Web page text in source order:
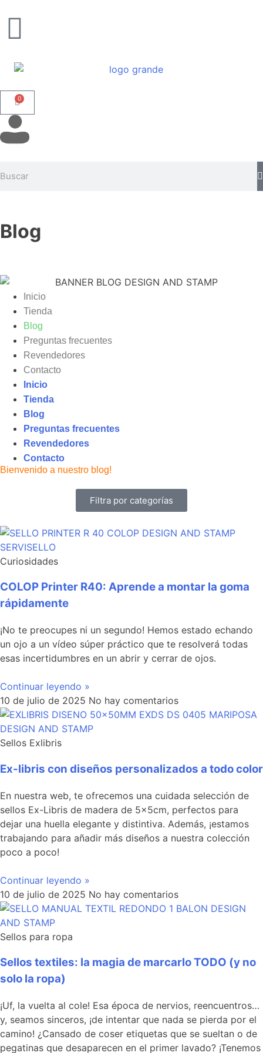
0
Blog
Inicio
Tienda
Blog
Preguntas frecuentes
Revendedores
Contacto
Inicio
Tienda
Blog
Preguntas frecuentes
Revendedores
Contacto
Bienvenido a nuestro blog!
Filtra por categorías
Curiosidades
COLOP Printer R40: Aprende a montar la goma
rápidamente
¡No te preocupes ni un segundo! Hemos estado echando
un ojo a un vídeo súper práctico que te resolverá todas
esas incertidumbres en un abrir y cerrar de ojos.
Continuar leyendo »
10 de julio de 2025 No hay comentarios
Sellos Exlibris
Ex-libris con diseños personalizados a todo color
En nuestra web, te ofrecemos una cuidada selección de
sellos Ex-Libris de madera de 5x5cm, perfectos para
dejar una huella elegante y distintiva. Además, ¡estamos
trabajando para añadir más diseños a nuestra colección
poco a poco!
Continuar leyendo »
10 de julio de 2025 No hay comentarios
Sellos para ropa
Sellos textiles: la magia de marcarlo TODO (y no
solo la ropa)
¡Uf, la vuelta al cole! Esa época de nervios, reencuentros…
y, seamos sinceros, ¡de intentar que nada se pierda por el
camino! ¿Cansado de coser etiquetas que se sueltan o de
pegatinas que desaparecen en el primer lavado? ¡Tenemos